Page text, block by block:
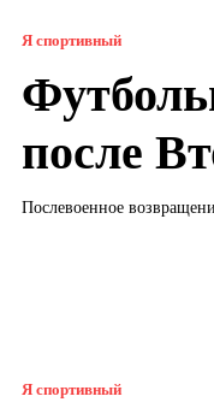
Я спортивный
после
Послевоенное
Я спортивный